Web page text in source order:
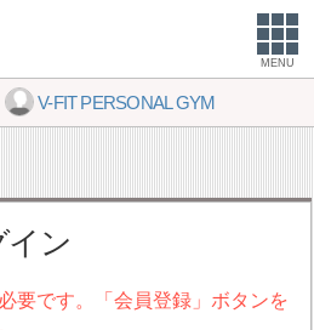
MENU
V-FIT PERSONAL GYM
イン
要です。「会員登録」ボタンを